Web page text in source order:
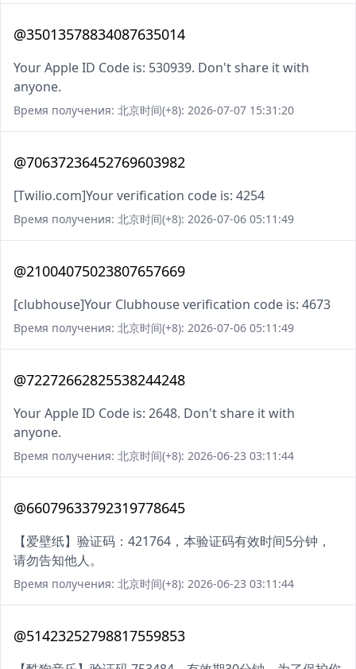
@35013578834087635014
Your Apple ID Code is: 530939. Don't share it with
anyone.
Время получения: 北京时间(+8): 2026-07-07 15:31:20
@70637236452769603982
[Twilio.com]Your verification code is: 4254
Время получения: 北京时间(+8): 2026-07-06 05:11:49
@21004075023807657669
[clubhouse]Your Clubhouse verification code is: 4673
Время получения: 北京时间(+8): 2026-07-06 05:11:49
@72272662825538244248
Your Apple ID Code is: 2648. Don't share it with
anyone.
Время получения: 北京时间(+8): 2026-06-23 03:11:44
@66079633792319778645
【爱壁纸】验证码：421764，本验证码有效时间5分钟，
请勿告知他人。
Время получения: 北京时间(+8): 2026-06-23 03:11:44
@51423252798817559853